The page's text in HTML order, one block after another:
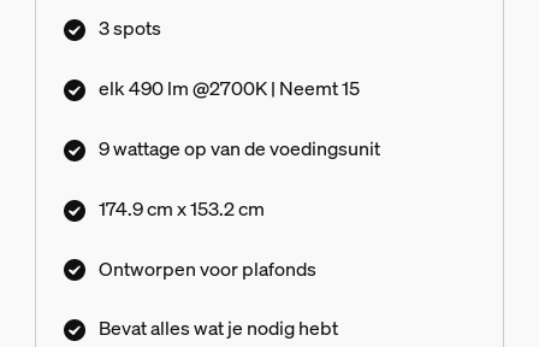
3 spots
elk 490 lm @2700K | Neemt 15
9 wattage op van de voedingsunit
174.9 cm x 153.2 cm
Ontworpen voor plafonds
Bevat alles wat je nodig hebt